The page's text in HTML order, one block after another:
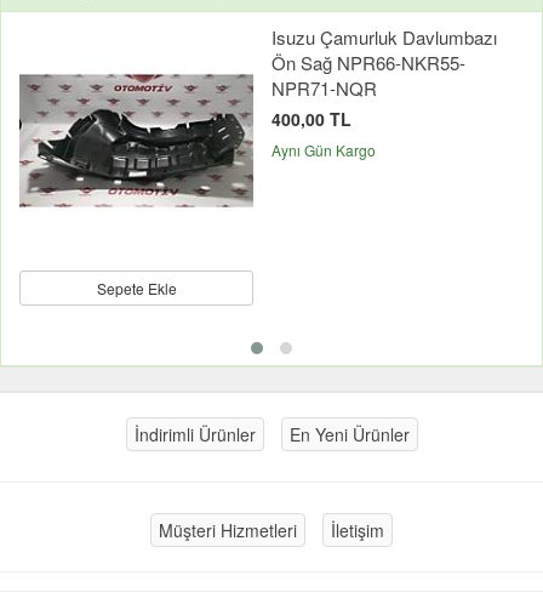
Sepete Ekle
Isuzu Çamurluk Davlumbazı
Ön Sağ NPR66-NKR55-
NPR71-NQR
400,00 TL
Aynı Gün Kargo
İndirimli Ürünler En Yeni Ürünler
Müşteri Hizmetleri İletişim